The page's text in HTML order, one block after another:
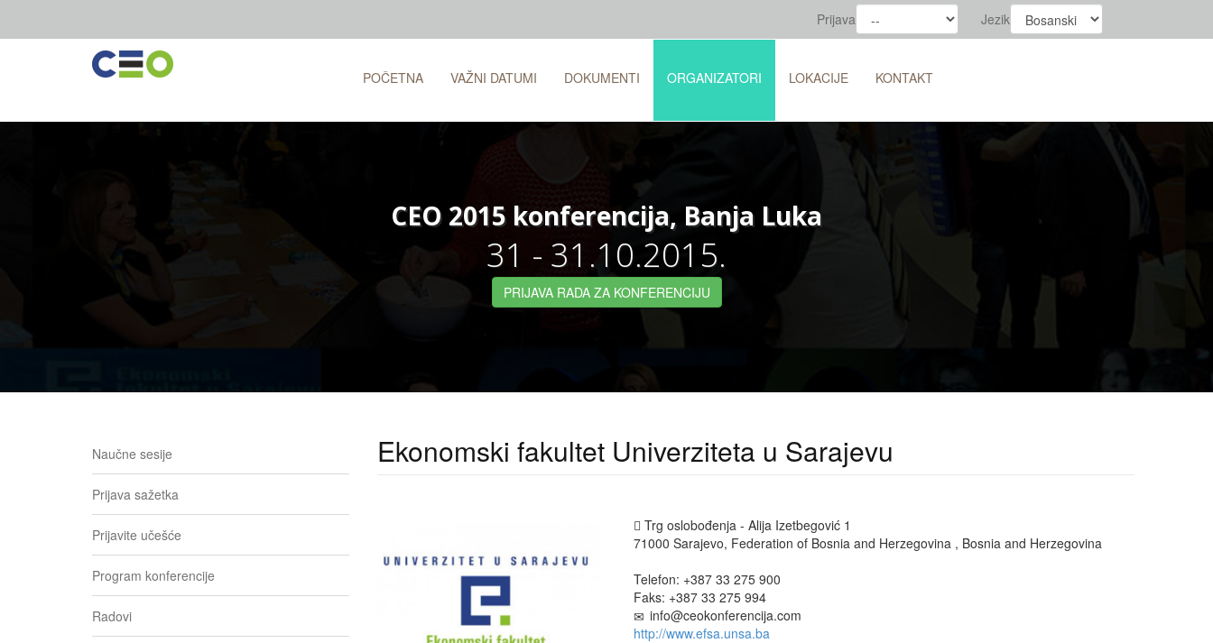
Jezik
Prijava
POČETNA VAŽNI DATUMI DOKUMENTI ORGANIZATORI LOKACIJE KONTAKT
CEO 2015 konferencija, Banja Luka
31 - 31.10.2015.
PRIJAVA RADA ZA KONFERENCIJU
Naučne sesije
Prijava sažetka
Prijavite učešće
Program konferencije
Radovi
Ekonomski fakultet Univerziteta u Sarajevu
Trg oslobođenja - Alija Izetbegović 1
71000 Sarajevo, Federation of Bosnia and Herzegovina , Bosnia and Herzegovina
Telefon: +387 33 275 900
Faks: +387 33 275 994
info@ceokonferencija.com
http://www.efsa.unsa.ba